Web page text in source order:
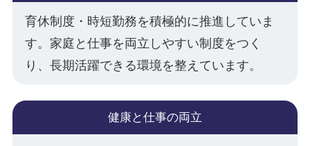
育休制度・時短勤務を積極的に推進していま
す。家庭と仕事を両立しやすい制度をつく
り、長期活躍できる環境を整えています。
健康と仕事の両立